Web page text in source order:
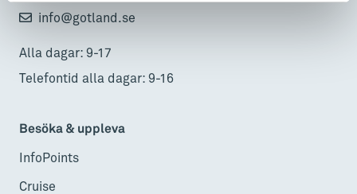
info@gotland.se
Alla dagar: 9-17
Telefontid alla dagar: 9-16
Besöka & uppleva
InfoPoints
Cruise